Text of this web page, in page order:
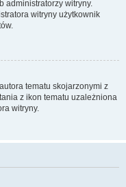
administratorzy witryny.
witryny użytkownik
tematu skojarzonymi z
z ikon tematu uzależniona
witryny.